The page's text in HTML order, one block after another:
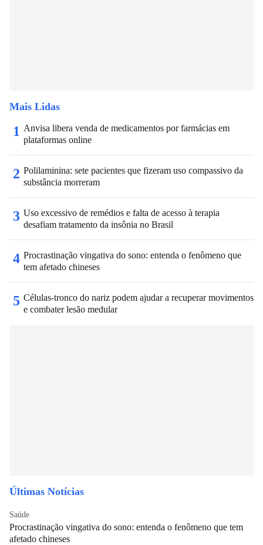
Mais Lidas
1 Anvisa libera venda de medicamentos por farmácias em
plataformas online
2 Polilaminina: sete pacientes que fizeram uso compassivo da
substância morreram
3 Uso excessivo de remédios e falta de acesso à terapia
desafiam tratamento da insônia no Brasil
4 Procrastinação vingativa do sono: entenda o fenômeno que
tem afetado chineses
5 Células-tronco do nariz podem ajudar a recuperar movimentos
e combater lesão medular
Últimas Notícias
Saúde
Procrastinação vingativa do sono: entenda o fenômeno que tem
afetado chineses